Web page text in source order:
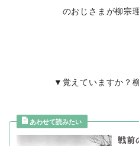
のおじさまが柳宗
▼覚えていますか？
戦前